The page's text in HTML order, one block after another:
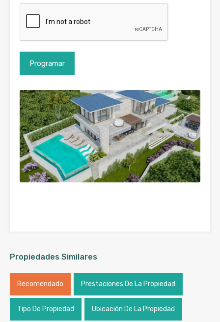
Propiedades Similares
Recomendado Prestaciones De La Propiedad
Tipo De Propiedad Ubicación De La Propiedad